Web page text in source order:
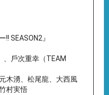
SEASON2』
、⼾次重幸（TEAM
⽊湧、松尾⿓、⼤⻄⾵
村実悟